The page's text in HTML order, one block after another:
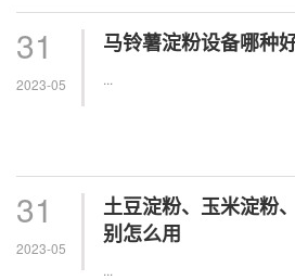
31
2023-05
马铃薯淀粉设备哪种好
...
31
2023-05
土豆淀粉、玉米淀粉
别怎么用
...